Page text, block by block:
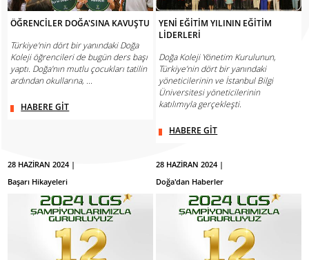
ÖĞRENCİLER DOĞA'SINA KAVUŞTU
Türkiye'nin dört bir yanındaki Doğa
Koleji öğrencileri de bugün ders başı
yaptı. Doğa'nın mutlu çocukları tatilin
ardından okullarına, ...
HABERE GİT
YENİ EĞİTİM YILININ EĞİTİM
LİDERLERİ
Doğa Koleji Yönetim Kurulunun,
Türkiye’nin dört bir yanındaki
yöneticilerinin ve İstanbul Bilgi
Üniversitesi yöneticilerinin
katılımıyla gerçekleşti.
HABERE GİT
28 HAZİRAN 2024 |
Başarı Hikayeleri
28 HAZİRAN 2024 |
Doğa'dan Haberler